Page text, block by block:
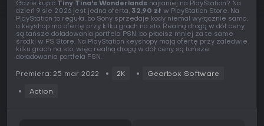
Gdzie kupić Tiny Tina's Wonderlands najtaniej na PlayStation? Na
dzień 9 sie 2026 jest jedna oferta, 32,90 zł w PlayStation Store. Na
PlayStation to reguła, bo Sony sprzedaje kody niemal wyłącznie samo,
a keyshop ma ofertę przy kilku grach na sto. Realną drogą w dół ceny
są tańsze doładowania portfela PSN, bo płacisz mniej za te same
środki w PS Store. Na PlayStation keyshopy mają ofertę przy zaledwie
kilku grach na sto, więc realną drogą w dół ceny są tańsze
doładowania portfela PSN.
Premiera: 25 mar 2022 2K Gearbox Software
Action